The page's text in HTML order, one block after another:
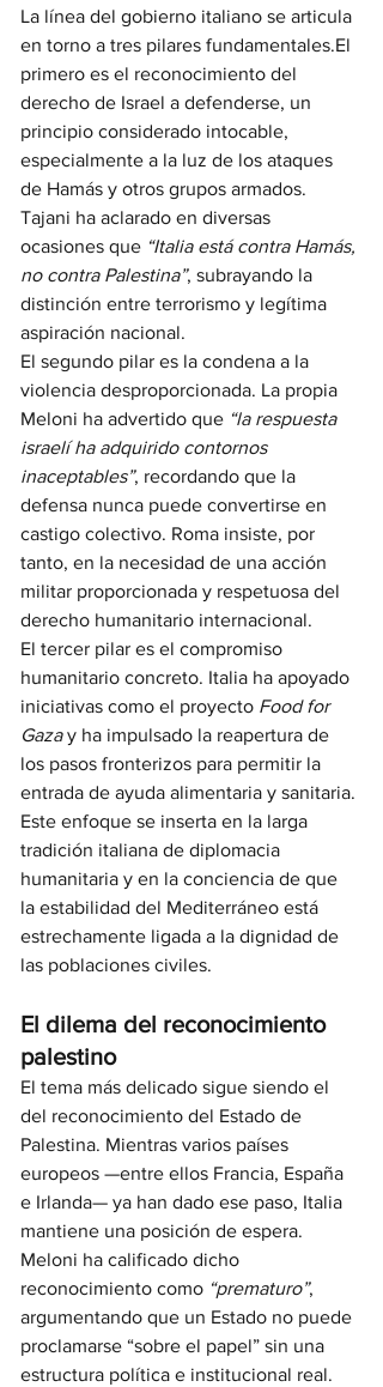
La línea del gobierno italiano se articula
en torno a tres pilares fundamentales.El
primero es el reconocimiento del
derecho de Israel a defenderse, un
principio considerado intocable,
especialmente a la luz de los ataques
de Hamás y otros grupos armados.
Tajani ha aclarado en diversas
ocasiones que “Italia está contra Hamás,
no contra Palestina”, subrayando la
distinción entre terrorismo y legítima
aspiración nacional.
El segundo pilar es la condena a la
violencia desproporcionada. La propia
Meloni ha advertido que “la respuesta
israelí ha adquirido contornos
inaceptables”, recordando que la
defensa nunca puede convertirse en
castigo colectivo. Roma insiste, por
tanto, en la necesidad de una acción
militar proporcionada y respetuosa del
derecho humanitario internacional.
El tercer pilar es el compromiso
humanitario concreto. Italia ha apoyado
iniciativas como el proyecto Food for
Gaza y ha impulsado la reapertura de
los pasos fronterizos para permitir la
entrada de ayuda alimentaria y sanitaria.
Este enfoque se inserta en la larga
tradición italiana de diplomacia
humanitaria y en la conciencia de que
la estabilidad del Mediterráneo está
estrechamente ligada a la dignidad de
las poblaciones civiles.
El dilema del reconocimiento
palestino
El tema más delicado sigue siendo el
del reconocimiento del Estado de
Palestina. Mientras varios países
europeos —entre ellos Francia, España
e Irlanda— ya han dado ese paso, Italia
mantiene una posición de espera.
Meloni ha calificado dicho
reconocimiento como “prematuro”,
argumentando que un Estado no puede
proclamarse “sobre el papel” sin una
estructura política e institucional real.